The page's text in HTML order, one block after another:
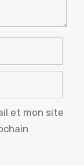
et mon site